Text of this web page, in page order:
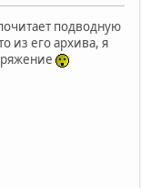
подводную
из его архива, я